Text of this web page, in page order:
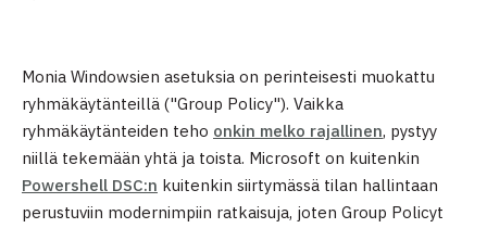
Monia Windowsien asetuksia on perinteisesti muokattu
ryhmäkäytänteillä ("Group Policy"). Vaikka
ryhmäkäytänteiden teho onkin melko rajallinen, pystyy
niillä tekemään yhtä ja toista. Microsoft on kuitenkin
Powershell DSC:n kuitenkin siirtymässä tilan hallintaan
perustuviin modernimpiin ratkaisuja, joten Group Policyt